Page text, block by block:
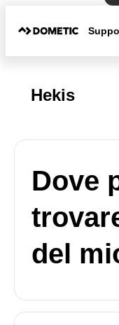
Hekis
Dove
del